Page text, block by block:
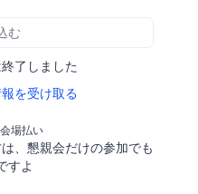
む
了しました
を受け取る
会場払い
、懇親会だけの参加でも
すよ